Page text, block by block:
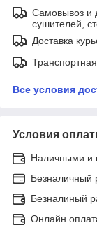
Самовывоз и
сушителей,
Доставка
Все условия
Условия
Наличными и
Безналичный
Безналиный
Онлайн